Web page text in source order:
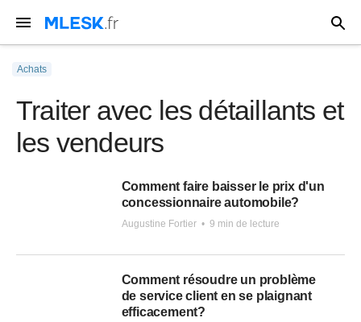
Achats
Traiter avec les détaillants et
les vendeurs
Comment faire baisser le prix d'un
concessionnaire automobile?
Augustine Fortier • 9 min de lecture
Comment résoudre un problème
de service client en se plaignant
efficacement?